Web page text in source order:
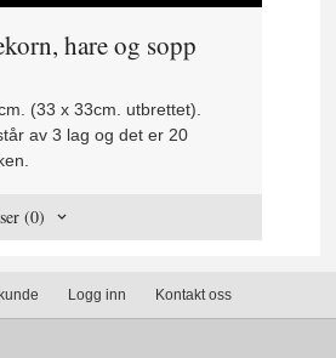
hare og sopp
(33 x 33cm. utbrettet).
av 3 lag og det er 20
(0)
Logg inn Kontakt oss